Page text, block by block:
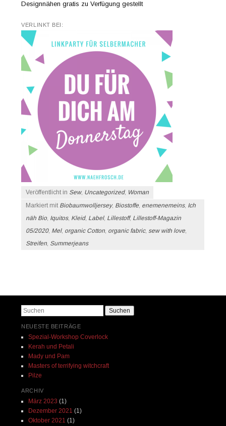
Designnähen gratis zu Verfügung gestellt
VERLINKT BEI:
Veröffentlicht in Sew, Uncategorized, Woman
Markiert mit Biobaumwolljersey, Biostoffe enemenemeins, Ich
näh Bio Iquitos, Kleid, Label, Lillestoff, Lillestoff-Magazin
05/2020, Mel, organic Cotton organic fabric, sew with love
Streifen Summerjeans
Suchen
NEUESTE BEITRÄGE
Spezial-Workshop Coverlock
Kerah und Petali
Mady und Pam
Masters of terrifying witchcraft
Pilze
ARCHIV
März 2023 (1)
Dezember 2021 (1)
Oktober 2021 (1)